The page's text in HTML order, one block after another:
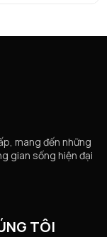
mang đến những
gian sống hiện đại
TÔI